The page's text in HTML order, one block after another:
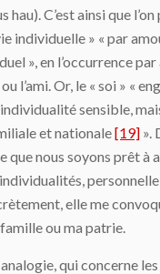
hau). C’est ainsi que l’on
individuelle » « par
», en l’occurrence
l’ami. Or, le « soi » «
sensible,
et nationale[19] ».
que nous soyons prêt à
elle me
ou ma patrie.
qui concerne